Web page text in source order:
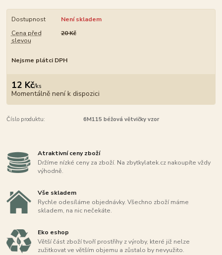
Dostupnost
Není skladem
Cena před
slevou
20 Kč
Nejsme plátci DPH
12 Kč/ks
Momentálně není k dispozici
Číslo produktu: 6M115 béžová větvičky vzor
Atraktivní ceny zboží
Držíme nízké ceny za zboží. Na zbytkylatek.cz nakoupíte vždy
výhodně.
Vše skladem
Rychle odesíláme objednávky. Všechno zboží máme
skladem, na nic nečekáte.
Eko eshop
Větší část zboží tvoří prostřihy z výroby, které již nelze
zužitkovat ve větším objemu a zůstalo by nevyužito.